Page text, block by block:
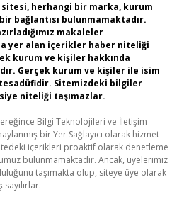
herhangi bir marka, kurum
bağlantısı bulunmamaktadır.
makaleler
yer alan içerikler haber niteliği
kurum ve kişiler hakkında
Gerçek kurum ve kişiler ile isim
Sitemizdeki bilgiler
niteliği taşımazlar.
Bilgi Teknolojileri ve İletişim
bir Yer Sağlayıcı olarak hizmet
içerikleri proaktif olarak denetleme
bulunmamaktadır. Ancak, üyelerimiz
taşımakta olup, siteye üye olarak